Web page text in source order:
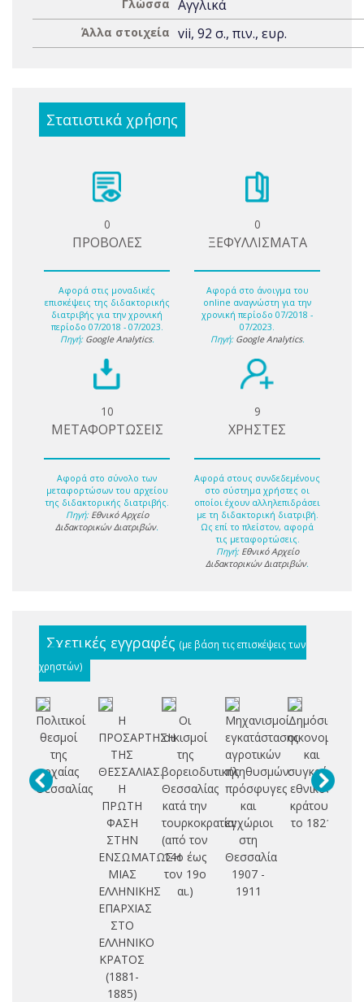
Γλώσσα Αγγλικά
Άλλα στοιχεία vii, 92 σ., πιν., ευρ.
Στατιστικά χρήσης
0
ΠΡΟΒΟΛΕΣ
Αφορά στις μοναδικές
επισκέψεις της διδακτορικής
διατριβής για την χρονική
περίοδο 07/2018 - 07/2023.
Πηγή: Google Analytics.
0
ΞΕΦΥΛΛΙΣΜΑΤΑ
Αφορά στο άνοιγμα του
online αναγνώστη για την
χρονική περίοδο 07/2018 -
07/2023.
Πηγή: Google Analytics.
10
ΜΕΤΑΦΟΡΤΩΣΕΙΣ
Αφορά στο σύνολο των
μεταφορτώσων του αρχείου
της διδακτορικής διατριβής.
Πηγή: Εθνικό Αρχείο
Διδακτορικών Διατριβών.
9
ΧΡΗΣΤΕΣ
Αφορά στους συνδεδεμένους
στο σύστημα χρήστες οι
οποίοι έχουν αλληλεπιδράσει
με τη διδακτορική διατριβή.
Ως επί το πλείστον, αφορά
τις μεταφορτώσεις.
Πηγή: Εθνικό Αρχείο
Διδακτορικών Διατριβών.
Σχετικές εγγραφές (με βάση τις επισκέψεις των
χρηστών)
Πολιτικοί
θεσμοί
της
αρχαίας
Θεσσαλίας
Η
ΠΡΟΣΑΡΤΗΣΗ
ΤΗΣ
ΘΕΣΣΑΛΙΑΣ.
Η
ΠΡΩΤΗ
ΦΑΣΗ
ΣΤΗΝ
ΕΝΣΩΜΑΤΩΣΗ
ΜΙΑΣ
ΕΛΛΗΝΙΚΗΣ
ΕΠΑΡΧΙΑΣ
ΣΤΟ
ΕΛΛΗΝΙΚΟ
ΚΡΑΤΟΣ
(1881-
1885)
Οι
οικισμοί
της
βορειοδυτικής
Θεσσαλίας
κατά την
τουρκοκρατία:
(από τον
14ο έως
τον 19ο
αι.)
Μηχανισμοί
εγκατάστασης
αγροτικών
πληθυσμών:
πρόσφυγες
και
εγχώριοι
στη
Θεσσαλία
1907 -
1911
Δημόσια
οικονομικά
και
συγκρότηση
εθνικού
κράτους
το 1821